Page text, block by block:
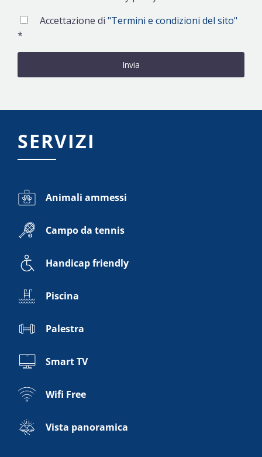
Accettazione di "Termini e condizioni del sito"
*
SERVIZI
Animali ammessi
Campo da tennis
Handicap friendly
Piscina
Palestra
Smart TV
Wifi Free
Vista panoramica